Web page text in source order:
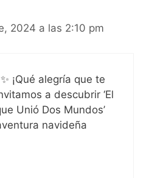
2024 a las 2:10 pm
¡Qué alegría que te
a descubrir ‘El
Unió Dos Mundos’
navideña